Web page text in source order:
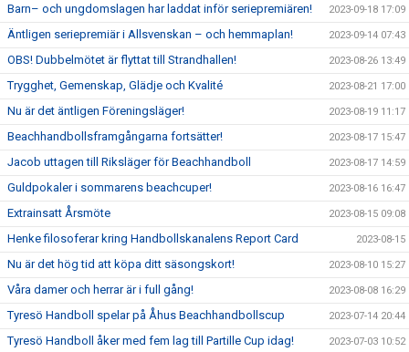
Barn– och ungdomslagen har laddat inför seriepremiären! 2023-09-18 17:09
Äntligen seriepremiär i Allsvenskan – och hemmaplan! 2023-09-14 07:43
OBS! Dubbelmötet är flyttat till Strandhallen! 2023-08-26 13:49
Trygghet, Gemenskap, Glädje och Kvalité 2023-08-21 17:00
Nu är det äntligen Föreningsläger! 2023-08-19 11:17
Beachhandbollsframgångarna fortsätter! 2023-08-17 15:47
Jacob uttagen till Riksläger för Beachhandboll 2023-08-17 14:59
Guldpokaler i sommarens beachcuper! 2023-08-16 16:47
Extrainsatt Årsmöte 2023-08-15 09:08
Henke filosoferar kring Handbollskanalens Report Card 2023-08-15
Nu är det hög tid att köpa ditt säsongskort! 2023-08-10 15:27
Våra damer och herrar är i full gång! 2023-08-08 16:29
Tyresö Handboll spelar på Åhus Beachhandbollscup 2023-07-14 20:44
Tyresö Handboll åker med fem lag till Partille Cup idag! 2023-07-03 10:52